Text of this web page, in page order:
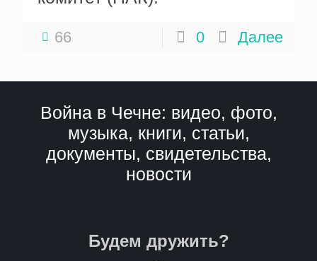
66 0 Далее
Война в Чечне: видео, фото,
музыка, книги, статьи,
документы, свидетельства,
новости
Будем дружить?